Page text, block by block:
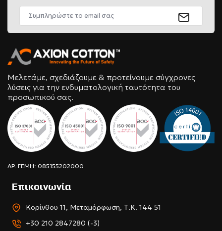
Μελετάμε, σχεδιάζουμε & προτείνουμε σύγχρονες
λύσεις για την ενδυματολογική ταυτότητα του
προσωπικού σας.
ΑΡ. ΓΕΜΗ: 085155202000
Επικοινωνία
Κορίνθου 11, Μεταμόρφωση, Τ.Κ. 144 51
+30 210 2847280 (-3)